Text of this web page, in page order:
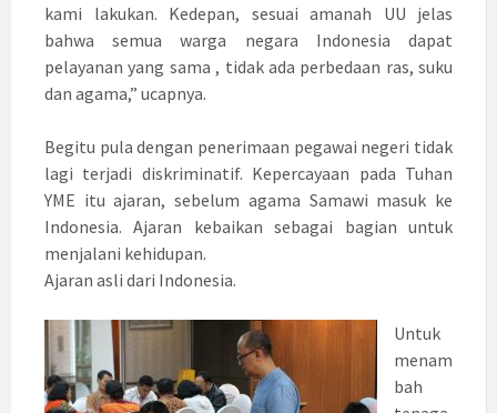
kami lakukan. Kedepan, sesuai amanah UU jelas
bahwa semua warga negara Indonesia dapat
pelayanan yang sama , tidak ada perbedaan ras, suku
dan agama,” ucapnya.
Begitu pula dengan penerimaan pegawai negeri tidak
lagi terjadi diskriminatif. Kepercayaan pada Tuhan
YME itu ajaran, sebelum agama Samawi masuk ke
Indonesia. Ajaran kebaikan sebagai bagian untuk
menjalani kehidupan.
Ajaran asli dari Indonesia.
Untuk
menam
bah